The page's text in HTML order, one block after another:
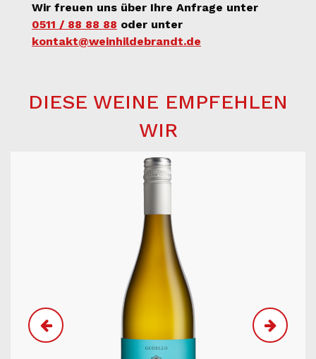
Wir freuen uns über Ihre Anfrage unter
0511 / 88 88 88 oder unter
kontakt@weinhildebrandt.de
DIESE WEINE EMPFEHLEN
WIR